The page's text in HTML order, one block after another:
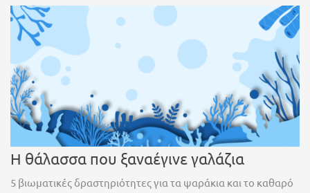
Η θάλασσα που ξαναέγινε γαλάζια
5 βιωματικές δραστηριότητες για τα ψαράκια και το καθαρό